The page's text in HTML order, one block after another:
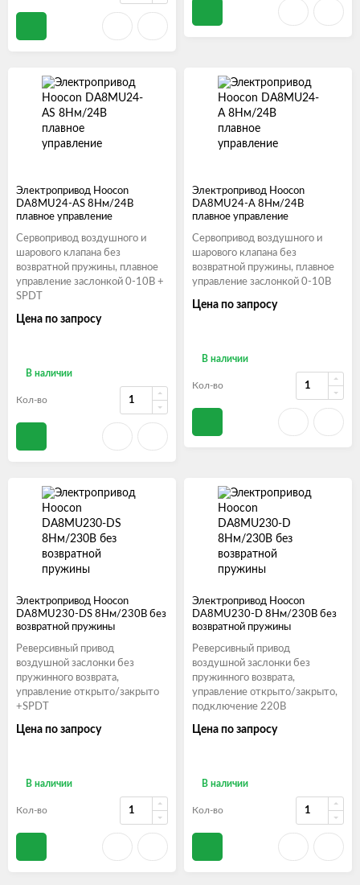
Электропривод Hoocon
DA8MU24-AS 8Нм/24В
плавное управление
Сервопривод воздушного и
шарового клапана без
возвратной пружины, плавное
управление заслонкой 0-10В +
SPDT
Цена по запросу
В наличии
Кол-во
Электропривод Hoocon
DA8MU24-A 8Нм/24В
плавное управление
Сервопривод воздушного и
шарового клапана без
возвратной пружины, плавное
управление заслонкой 0-10В
Цена по запросу
В наличии
Кол-во
Электропривод Hoocon
DA8MU230-DS 8Нм/230В без
возвратной пружины
Реверсивный привод
воздушной заслонки без
пружинного возврата,
управление открыто/закрыто
+SPDT
Цена по запросу
В наличии
Кол-во
Электропривод Hoocon
DA8MU230-D 8Нм/230В без
возвратной пружины
Реверсивный привод
воздушной заслонки без
пружинного возврата,
управление открыто/закрыто,
подключение 220В
Цена по запросу
В наличии
Кол-во